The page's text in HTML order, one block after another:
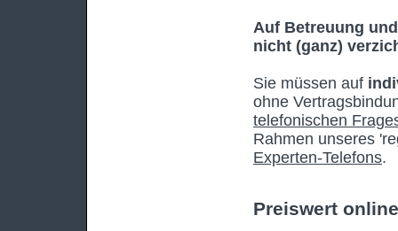
Auf Betreuung
nicht (ganz)
Sie müssen auf
ohne
telefonischen
Rahmen unseres
Experten-Telefons.
Preiswert